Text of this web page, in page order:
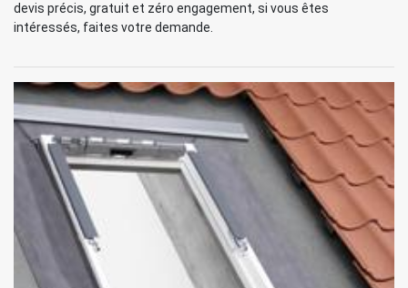
devis précis, gratuit et zéro engagement, si vous êtes
intéressés, faites votre demande.